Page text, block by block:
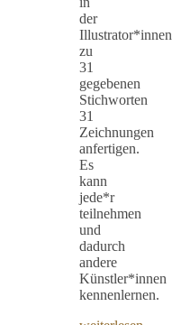
der
Illustrator*innen
zu
31
gegebenen
Stichworten
31
Zeichnungen
anfertigen.
Es
kann
jede*r
teilnehmen
und
dadurch
andere
Künstler*innen
kennenlernen.